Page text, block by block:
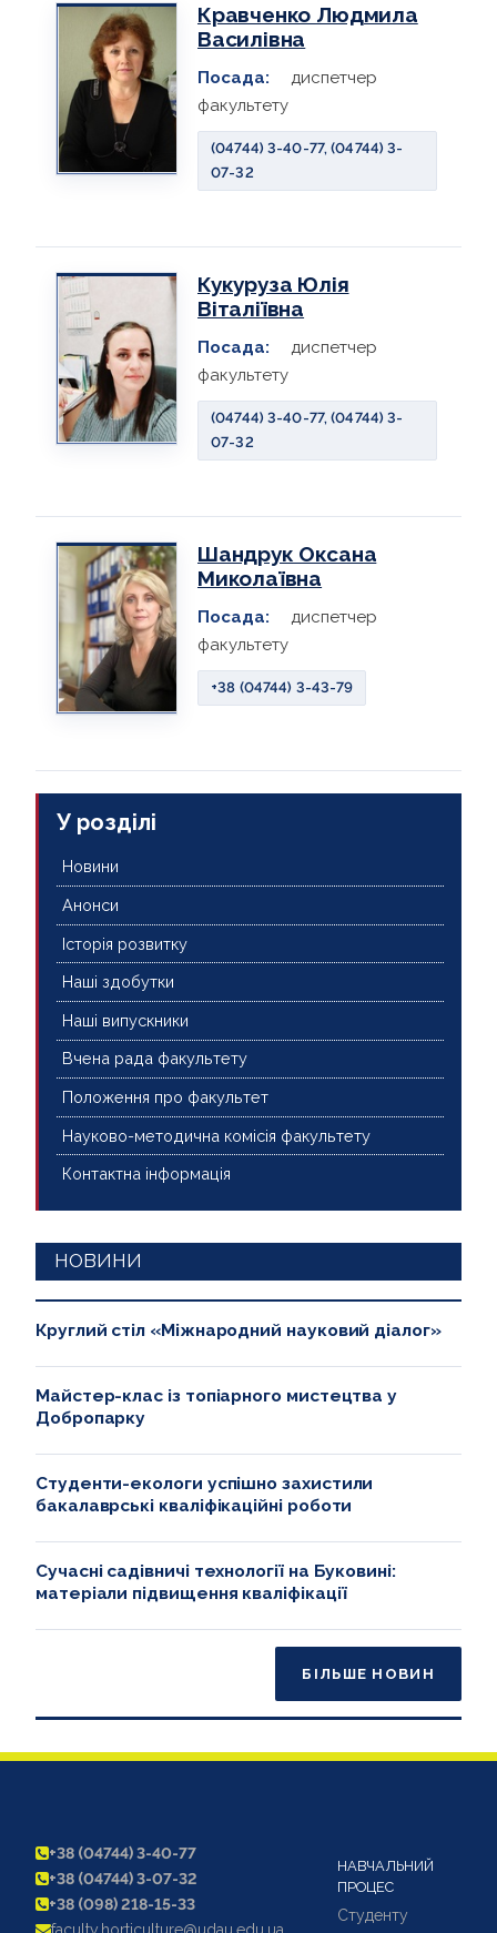
Кравченко Людмила
Василівна
Посада:
диспетчер
факультету
(04744) 3-40-77, (04744) 3-
07-32
Кукуруза Юлія
Віталіївна
Посада:
диспетчер
факультету
(04744) 3-40-77, (04744) 3-
07-32
Шандрук Оксана
Миколаївна
Посада:
диспетчер
факультету
+38 (04744) 3-43-79
У розділі
Новини
Анонси
Історія розвитку
Наші здобутки
Наші випускники
Вчена рада факультету
Положення про факультет
Науково-методична комісія факультету
Контактна інформація
НОВИНИ
Круглий стіл «Міжнародний науковий діалог»
Майстер-клас із топіарного мистецтва у
Добропарку
Студенти-екологи успішно захистили
бакалаврські кваліфікаційні роботи
Сучасні садівничі технології на Буковині:
матеріали підвищення кваліфікації
БІЛЬШЕ НОВИН
+38 (04744) 3-40-77
+38 (04744) 3-07-32
+38 (098) 218-15-33
НАВЧАЛЬНИЙ
ПРОЦЕС
Студенту